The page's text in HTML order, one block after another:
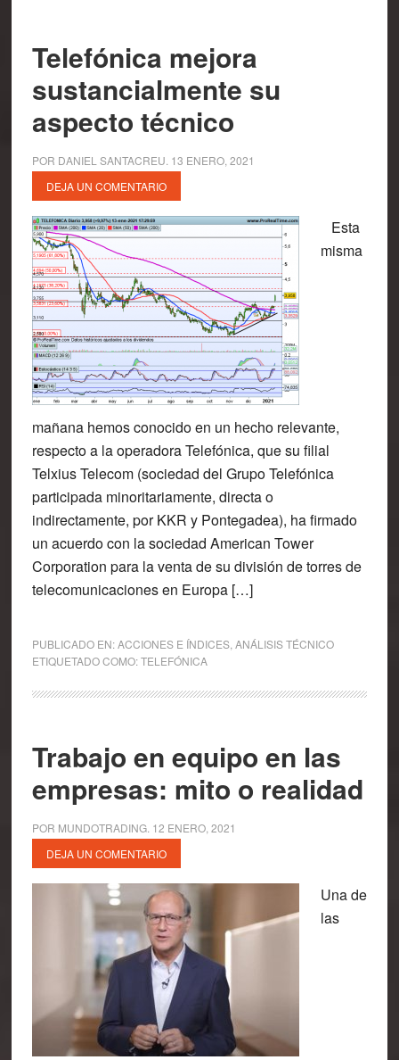
Telefónica mejora
sustancialmente su
aspecto técnico
POR DANIEL SANTACREU 13 ENERO, 2021
DEJA UN COMENTARIO
Esta
misma
mañana hemos conocido en un hecho relevante,
respecto a la operadora Telefónica, que su filial
Telxius Telecom (sociedad del Grupo Telefónica
participada minoritariamente, directa o
indirectamente, por KKR y Pontegadea), ha firmado
un acuerdo con la sociedad American Tower
Corporation para la venta de su división de torres de
telecomunicaciones en Europa […]
PUBLICADO EN:ACCIONES E ÍNDICES, ANÁLISIS TÉCNICO
ETIQUETADO COMO:TELEFÓNICA
Trabajo en equipo en las
empresas: mito o realidad
POR MUNDOTRADING. 12 ENERO, 2021
DEJA UN COMENTARIO
Una de
las